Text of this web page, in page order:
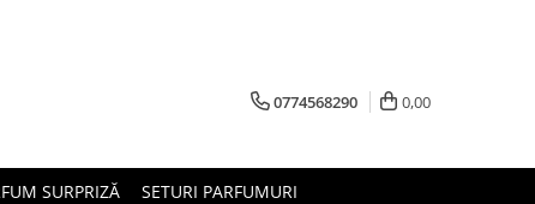
0774568290 0,00
SURPRIZĂ SETURI PARFUMURI